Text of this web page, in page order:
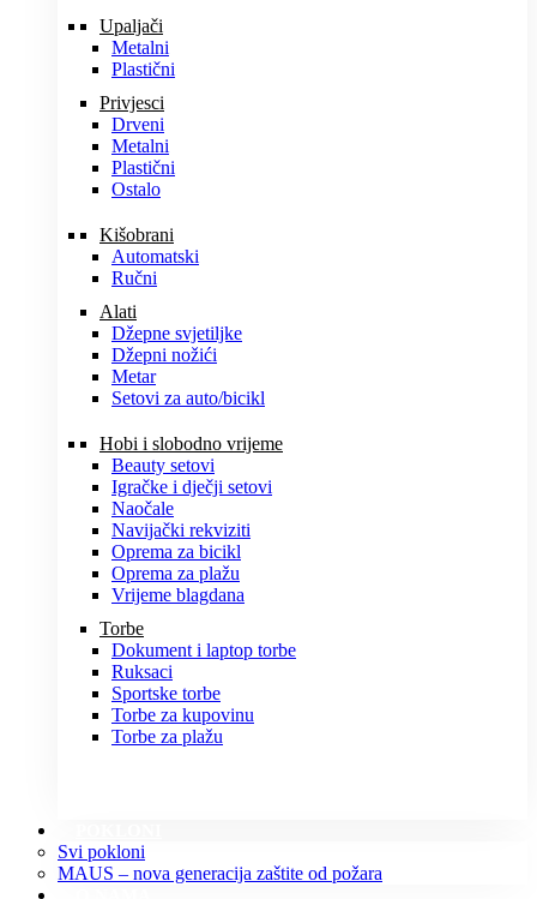
Upaljači
Metalni
Plastični
Privjesci
Drveni
Metalni
Plastični
Ostalo
Kišobrani
Automatski
Ručni
Alati
Džepne svjetiljke
Džepni nožići
Metar
Setovi za auto/bicikl
Hobi i slobodno vrijeme
Beauty setovi
Igračke i dječji setovi
Naočale
Navijački rekviziti
Oprema za bicikl
Oprema za plažu
Vrijeme blagdana
Torbe
Dokument i laptop torbe
Ruksaci
Sportske torbe
Torbe za kupovinu
Torbe za plažu
Svi pokloni
MAUS – nova generacija zaštite od požara